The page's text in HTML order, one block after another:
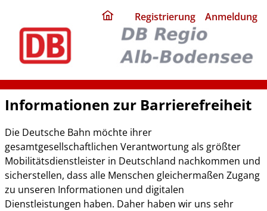
home
page
Registrierung Anmeldung
Informationen zur Barrierefreiheit
Die Deutsche Bahn möchte ihrer
gesamtgesellschaftlichen Verantwortung als größter
Mobilitätsdienstleister in Deutschland nachkommen und
sicherstellen, dass alle Menschen gleichermaßen Zugang
zu unseren Informationen und digitalen
Dienstleistungen haben. Daher haben wir uns sehr